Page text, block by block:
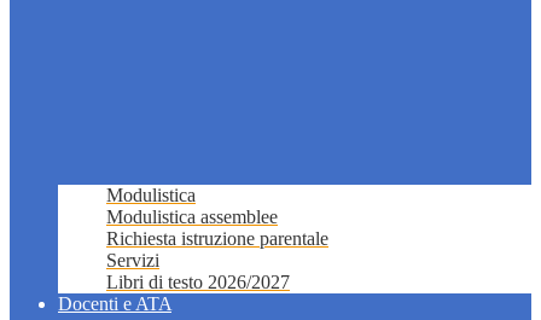
Modulistica
Modulistica assemblee
Richiesta istruzione parentale
Servizi
Libri di testo 2026/2027
Docenti e ATA